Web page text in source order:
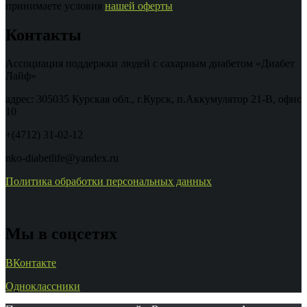
принимаете условия нашей оферты
Контакты
Ассоциация поддержки людей с сахарным диабетом «Диабет
Лайф»
адрес: 305035 Курская обл., г.Курск, п.Аккумулятор 21-В, офис
10
+(4712) 31-02-12
nko-diabetlife@yandex.ru
Политика обработки персональных данных
Мы в соцсетях
ВКонтакте
Одноклассники